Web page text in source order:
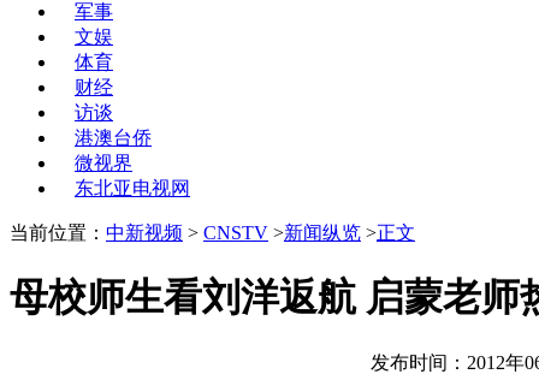
军事
文娱
体育
财经
访谈
港澳台侨
微视界
东北亚电视网
当前位置： 中新视频 > CNSTV >新闻纵览 >正文
母校师生看刘洋返航 启蒙老师
发布时间：2012年